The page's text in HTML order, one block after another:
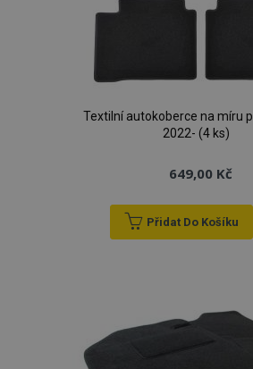
Textilní autokoberce na míru
2022- (4 ks)
649,00 Kč
Přidat Do Košíku